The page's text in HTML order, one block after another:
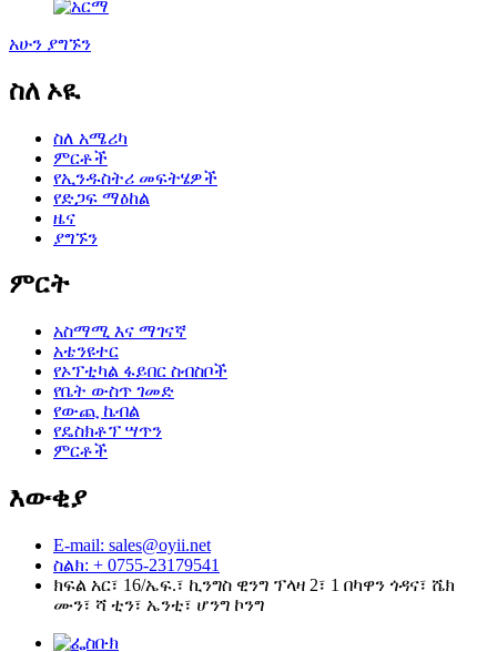
አሁን ያግኙን
ስለ ኦዪ
ስለ አሜሪካ
ምርቶች
የኢንዱስትሪ መፍትሄዎች
የድጋፍ ማዕከል
ዜና
ያግኙን
ምርት
አስማሚ እና ማገናኛ
አቴንዩተር
የኦፕቲካል ፋይበር ስብስቦች
የቤት ውስጥ ገመድ
የውጪ ኬብል
የዴስክቶፕ ሣጥን
ምርቶች
እውቂያ
E-mail: sales@oyii.net
ስልክ: + 0755-23179541
ክፍል አር፣ 16/ኤፍ.፣ ኪንግስ ዊንግ ፕላዛ 2፣ 1 በካዋን ጎዳና፣ ሼክ
ሙን፣ ሻ ቲን፣ ኤንቲ፣ ሆንግ ኮንግ